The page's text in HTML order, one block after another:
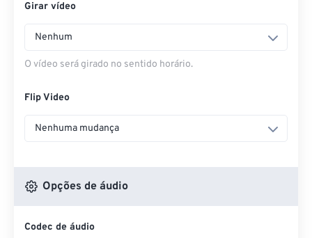
Girar vídeo
Nenhum
O vídeo será girado no sentido horário.
Flip Video
Nenhuma mudança
Opções de áudio
Codec de áudio